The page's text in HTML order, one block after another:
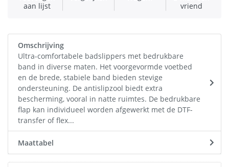
aan lijst
vriend
Omschrijving
Ultra-comfortabele badslippers met bedrukbare
band in diverse maten. Het voorgevormde voetbed
en de brede, stabiele band bieden stevige
ondersteuning. De antislipzool biedt extra
bescherming, vooral in natte ruimtes. De bedrukbare
flap kan individueel worden afgewerkt met de DTF-
transfer of flex...
Maattabel